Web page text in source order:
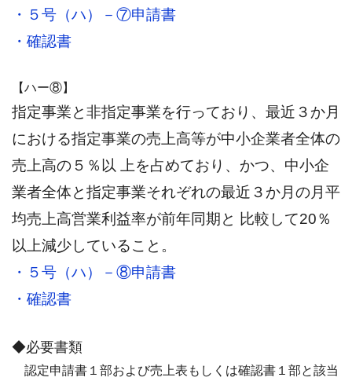
・５号（ハ）－⑦申請書
・確認書
【ハー⑧】
指定事業と非指定事業を行っており、最近３か月
における指定事業の売上高等が中小企業者全体の
売上高の５％以 上を占めており、かつ、中小企
業者全体と指定事業それぞれの最近３か月の月平
均売上高営業利益率が前年同期と 比較して20％
以上減少していること。
・５号（ハ）－⑧申請書
・確認書
◆必要書類
認定申請書１部および売上表もしくは確認書１部と該当